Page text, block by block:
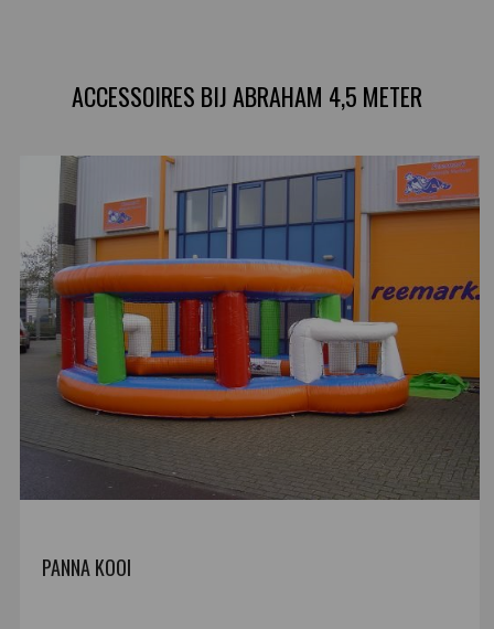
ACCESSOIRES BIJ ABRAHAM 4,5 METER
PANNA KOOI